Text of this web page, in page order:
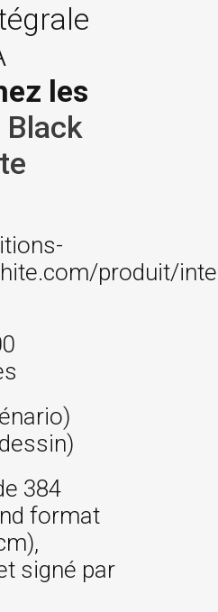
les
Black
produit/
384
format
signé par